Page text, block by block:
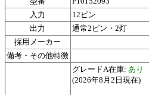
入力
12ピン
出力
通常2ピン・2灯
採用メーカー
備考・その他特徴
グレードA在庫: あり
(2026年8月2日現在)